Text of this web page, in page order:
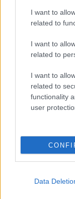
I want to
related to
I want to
related to
I want to
related to
functionality
user
Data
ΠΑΣΟΚ
Νίκος
ΣΥΡΙΖΑ